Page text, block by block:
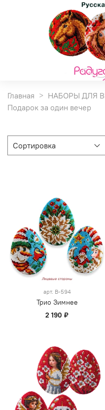
Главная
НАБОРЫ ДЛЯ
Подарок за один вечер
арт. В-594
Трио Зимнее
2 190 ₽